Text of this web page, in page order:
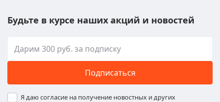
Будьте в курсе наших акций и новостей
Подписаться
Я даю согласие на получение новостных и других